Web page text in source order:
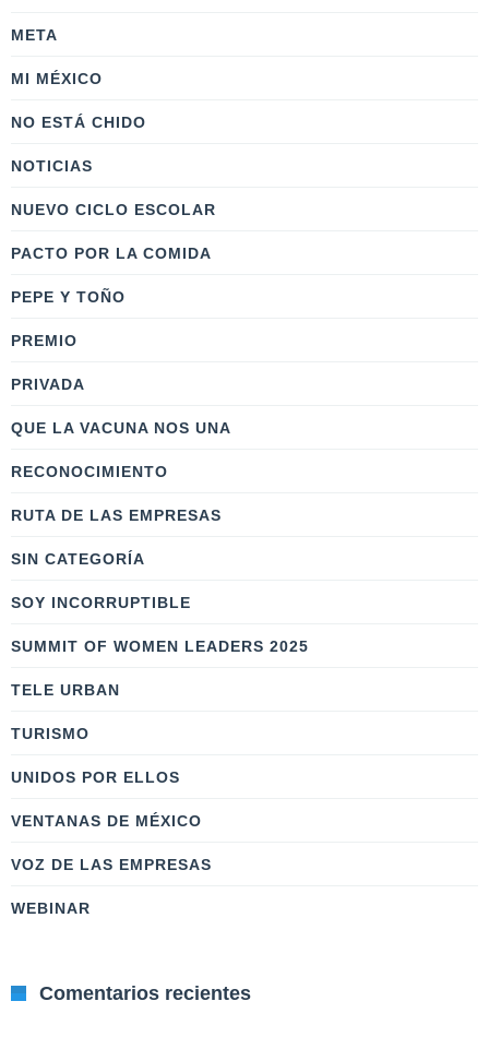
META
MI MÉXICO
NO ESTÁ CHIDO
NOTICIAS
NUEVO CICLO ESCOLAR
PACTO POR LA COMIDA
PEPE Y TOÑO
PREMIO
PRIVADA
QUE LA VACUNA NOS UNA
RECONOCIMIENTO
RUTA DE LAS EMPRESAS
SIN CATEGORÍA
SOY INCORRUPTIBLE
SUMMIT OF WOMEN LEADERS 2025
TELE URBAN
TURISMO
UNIDOS POR ELLOS
VENTANAS DE MÉXICO
VOZ DE LAS EMPRESAS
WEBINAR
Comentarios recientes